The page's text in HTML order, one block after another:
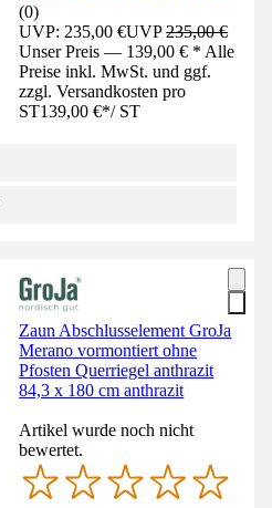
(0)
UVP: 235,00 €UVP235,00 €
Unser Preis — 139,00 € * Alle
Preise inkl. MwSt. und ggf.
zzgl. Versandkosten pro
ST139,00 €*/ ST
Zaun Abschlusselement GroJa
Merano vormontiert ohne
Pfosten Querriegel anthrazit
84,3 x 180 cm anthrazit
Artikel wurde noch nicht
bewertet.